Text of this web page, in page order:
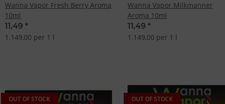
Wanna Vapor Fresh Berry Aroma
10ml
11,49 *
1.149,00 per 1 l
Wanna Vapor Milkmanner
Aroma 10ml
11,49 *
1.149,00 per 1 l
OUT OF STOCK OUT OF STOCK